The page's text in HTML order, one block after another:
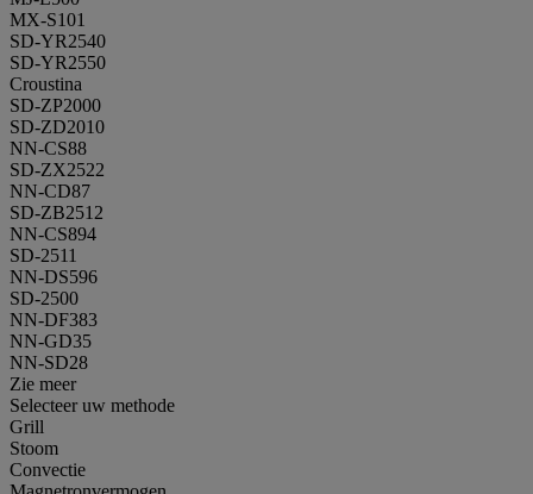
MX-S101
SD-YR2540
SD-YR2550
Croustina
SD-ZP2000
SD-ZD2010
NN-CS88
SD-ZX2522
NN-CD87
SD-ZB2512
NN-CS894
SD-2511
NN-DS596
SD-2500
NN-DF383
NN-GD35
NN-SD28
Zie meer
Selecteer uw methode
Grill
Stoom
Convectie